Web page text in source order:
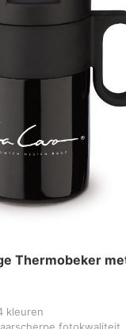
Thermobeker
kleuren